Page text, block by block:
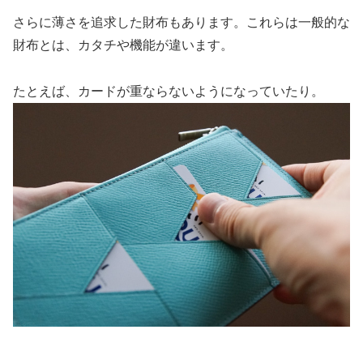
さらに薄さを追求した財布もあります。これらは一般的な
財布とは、カタチや機能が違います。
たとえば、カードが重ならないようになっていたり。